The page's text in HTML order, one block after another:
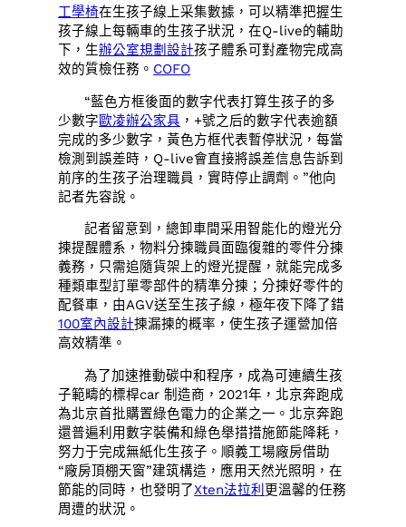
工學椅在生孩子線上采集數據，可以精準把握生
孩子線上每輛車的生孩子狀況，在Q-live的輔助
下，生辦公室規劃設計孩子體系可對產物完成高
效的質檢任務。 COFO
“藍色方框後面的數字代表打算生孩子的多
少數字歐凌辦公家具 ，+號之后的數字代表逾額
完成的多少數字，黃色方框代表暫停狀況，每當
檢測到誤差時，Q-live會直接將誤差信息告訴到
前序的生孩子治理職員，實時停止調劑。”他向
記者先容說。
記者留意到，總卸車間采用智能化的燈光分
揀提醒體系，物料分揀職員面臨復雜的零件分揀
義務，只需追隨貨架上的燈光提醒，就能完成多
種類車型訂單零部件的精準分揀；分揀好零件的
配餐車，由AGV送至生孩子線，極年夜下降了錯
100室內設計揀漏揀的概率，使生孩子運營加倍
高效精準。
為了加速推動碳中和程序，成為可連續生孩
子範疇的標桿car 制造商，2021年，北京奔跑成
為北京首批購置綠色電力的企業之一。北京奔跑
還普遍利用數字裝備和綠色舉措措施節能降耗，
努力于完成無紙化生孩子。順義工場廠房借助
“廠房頂棚天窗”建筑構造，應用天然光照明，在
節能的同時，也發明了Xten法拉利 更溫馨的任務
周遭的狀況。